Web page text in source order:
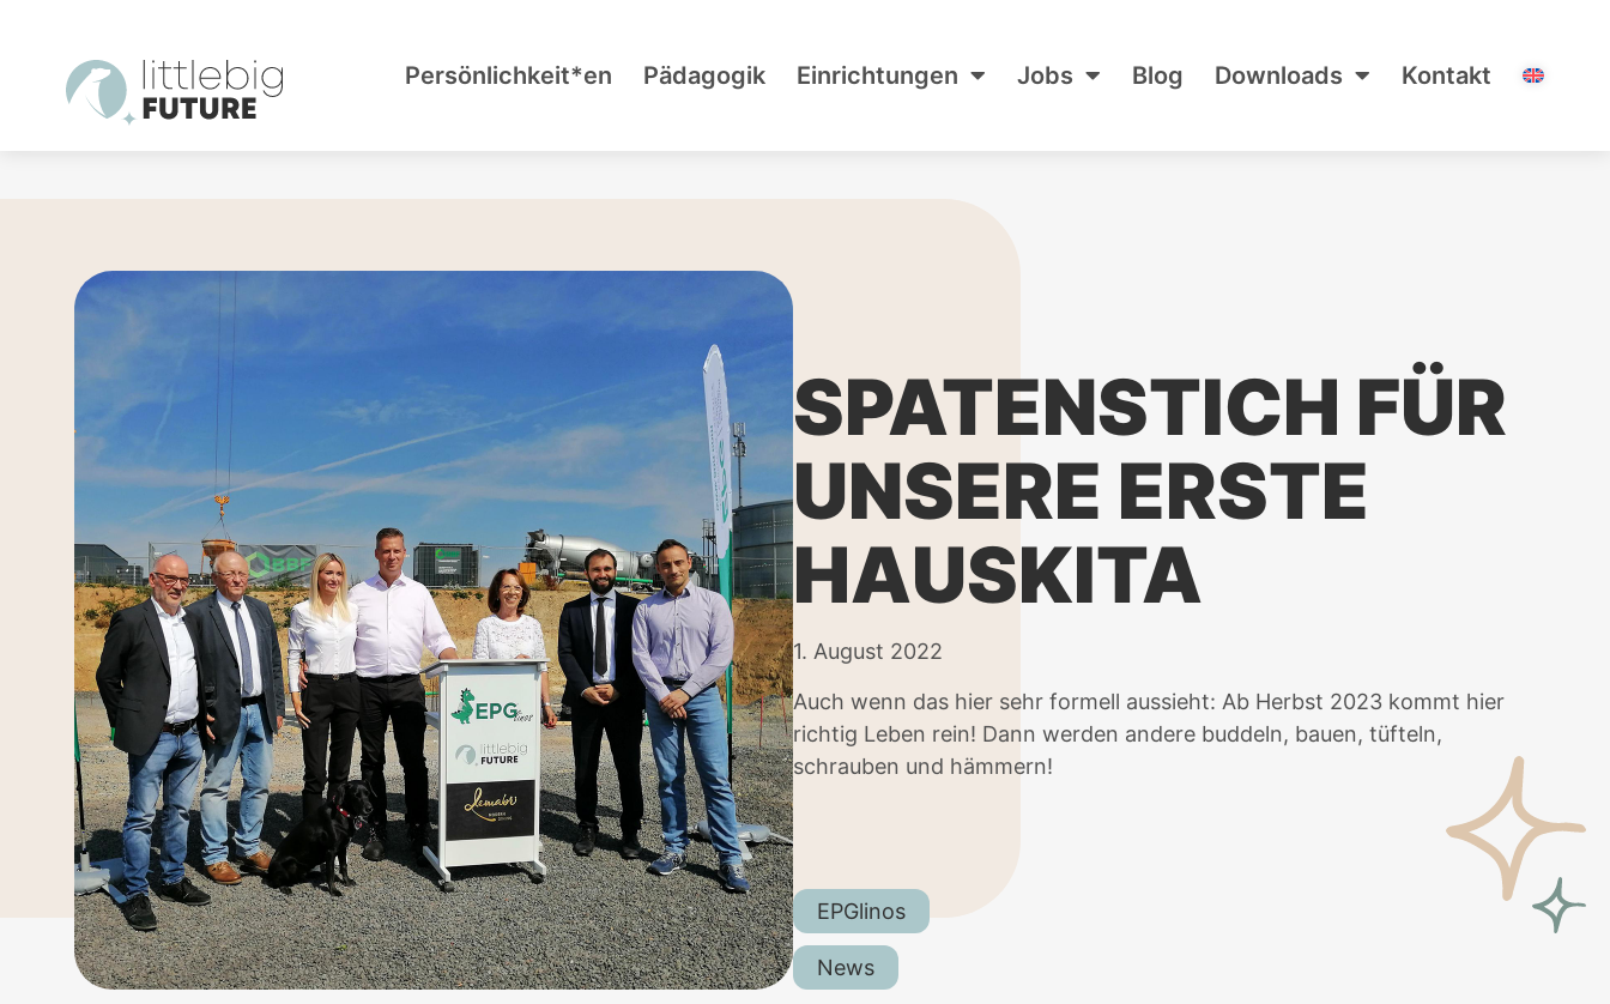
Persönlichkeit*en Pädagogik Einrichtungen Jobs Blog Downloads Kontakt
SPATENSTICH FÜR
UNSERE ERSTE
HAUSKITA
1. August 2022
Auch wenn das hier sehr formell aussieht: Ab Herbst 2023 kommt hier
richtig Leben rein! Dann werden andere buddeln, bauen, tüfteln,
schrauben und hämmern!
EPGlinos
News